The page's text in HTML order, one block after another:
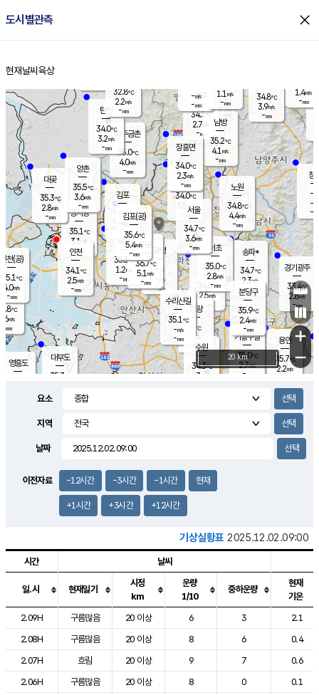
도시별관측 close
홈
현재날씨 육상
의도
℃
m/s
mm
영흥도
양주
34.3℃
2.7
-mm
과천
34.6℃
2.5m/s
- mm
용인
35.7℃
2.2m/s
경기광주
33.4℃
2.8m/s
-mm
2.7m/s
대부도
35.3
경서동
35.1℃
3.1 m/s
-mm
파주금촌
35.0℃
4.0m/s
-mm
34.8℃
3.9m/s
-mm
대곶
35.3℃
2.8m/s
-mm
창
-
-m/
-
탄현
34.0℃
3.2m/s
-mm
1.4m/s
-mm
의왕
- ℃
m/s
mm
김포
- ℃
-m/s
mm
광명
- ℃
-m/s
-mm
부천
35.3℃
1.2m/s
-mm
양촌
35.5℃
3.6m/s
-mm
구로
36.7℃
5.1 m/s
-mm
은평
34.0℃
3.5 m/s
- mm
노원
34.8℃
4.4m/s
-mm
송파*
34.7℃
2.3m/s
-mm
서초
35.0℃
2.8m/s
-mm
남방
35.2℃
4.1 m/s
-mm
기흥구갈
35.0℃
2.7m/s
-
수리산길
35.1℃
-m/s
-mm
분당구
35.9℃
2.4m/s
-mm
장흥면
34.0℃
2.3m/s
-mm
-m/s
-mm
인천(공)
35.1℃
4.0m/s
-mm
김포(공)
35.6℃
5.4m/s
-mm
수원
34.3℃
3 m/s
인천
34.1℃
2.5m/s
-mm
서울
34.7℃
3.6m/s
-mm
32.8℃
2.2m/s
-mm
1.1 m/s
-mm
+
−
20 km
요소
지역
날짜
이전자료 -12시간 -3시간 -1시간 현재
+1시간 +3시간 +12시간
기상실황표 2025.12.02.09:00
도시별 기상실황표로 지점, 날씨, 기온, 강수, 바람, 기압등을 안내한 표입
시간 날씨
일.시 현재일기
시정
km
운량
1/10
중하운량
현재
기온
2.09H
구름많음 20 이상 6 3
2.1
2.08H
구름많음 20 이상 8 6
0.4
2.07H
흐림 20 이상 9 7
0.6
2.06H
구름많음 20 이상 8 0
0.1